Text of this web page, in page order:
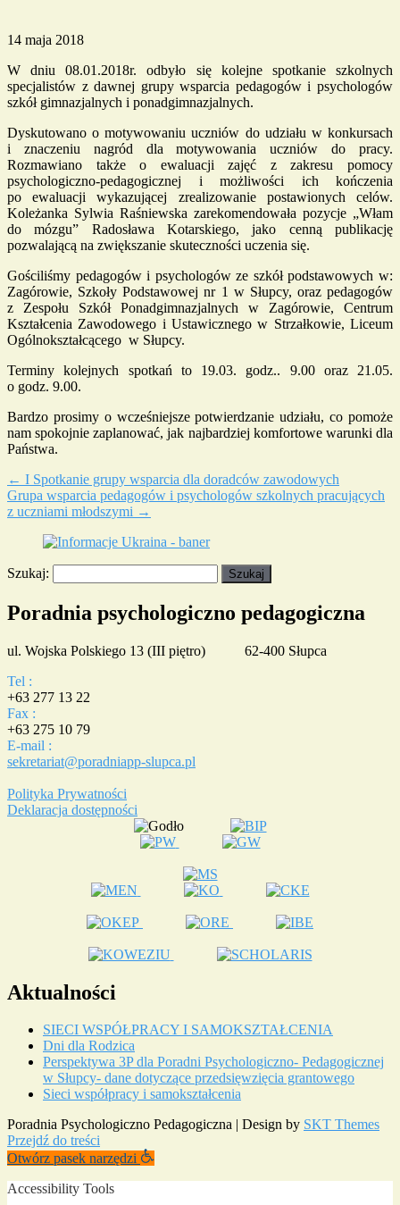
14 maja 2018
W dniu 08.01.2018r. odbyło się kolejne spotkanie szkolnych
specjalistów z dawnej grupy wsparcia pedagogów i psychologów
szkół gimnazjalnych i ponadgimnazjalnych.
Dyskutowano o motywowaniu uczniów do udziału w konkursach
i znaczeniu nagród dla motywowania uczniów do pracy.
Rozmawiano także o ewaluacji zajęć z zakresu pomocy
psychologiczno-pedagogicznej i możliwości ich kończenia
po ewaluacji wykazującej zrealizowanie postawionych celów.
Koleżanka Sylwia Raśniewska zarekomendowała pozycje „Włam
do mózgu” Radosława Kotarskiego, jako cenną publikację
pozwalającą na zwiększanie skuteczności uczenia się.
Gościliśmy pedagogów i psychologów ze szkół podstawowych w:
Zagórowie, Szkoły Podstawowej nr 1 w Słupcy, oraz pedagogów
z Zespołu Szkół Ponadgimnazjalnych w Zagórowie, Centrum
Kształcenia Zawodowego i Ustawicznego w Strzałkowie, Liceum
Ogólnokształcącego w Słupcy.
Terminy kolejnych spotkań to 19.03. godz.. 9.00 oraz 21.05.
o godz. 9.00.
Bardzo prosimy o wcześniejsze potwierdzanie udziału, co pomoże
nam spokojnie zaplanować, jak najbardziej komfortowe warunki dla
Państwa.
← I Spotkanie grupy wsparcia dla doradców zawodowych
Grupa wsparcia pedagogów i psychologów szkolnych pracujących
z uczniami młodszymi →
Szukaj:
Poradnia psychologiczno pedagogiczna
ul. Wojska Polskiego 13 (III piętro) 62-400 Słupca
Tel :
+63 277 13 22
Fax :
+63 275 10 79
E-mail :
sekretariat@poradniapp-slupca.pl
Polityka Prywatności
Deklaracja dostępności
Aktualności
SIECI WSPÓŁPRACY I SAMOKSZTAŁCENIA
Dni dla Rodzica
Perspektywa 3P dla Poradni Psychologiczno- Pedagogicznej
w Słupcy- dane dotyczące przedsięwzięcia grantowego
Sieci współpracy i samokształcenia
Poradnia Psychologiczno Pedagogiczna | Design by SKT Themes
Przejdź do treści
Otwórz pasek narzędzi
Accessibility Tools